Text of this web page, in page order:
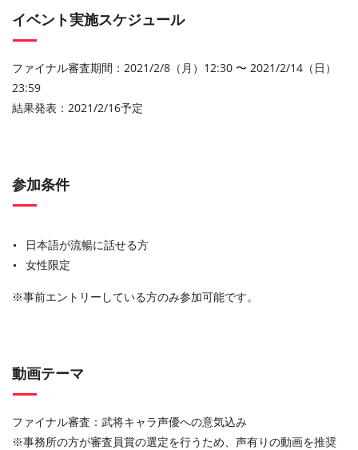
イベント実施スケジュール
ファイナル審査期間：2021/2/8（月）12:30 〜 2021/2/14（日）
23:59
結果発表：2021/2/16予定
参加条件
日本語が流暢に話せる方
女性限定
※事前エントリーしている方のみ参加可能です。
動画テーマ
ファイナル審査：武将キャラ声優への意気込み
※事務所の方が審査員賞の選定を行うため、声有りの動画を推奨